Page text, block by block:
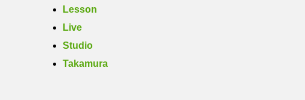
Lesson
Live
Studio
Takamura